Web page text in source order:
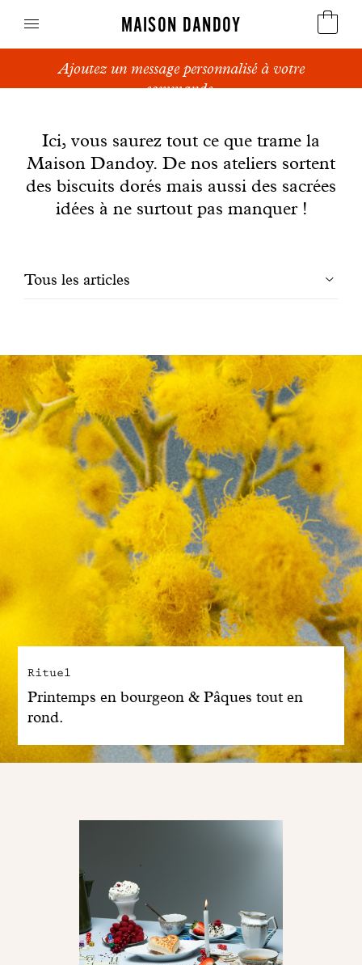
MAISON DANDOY
Speculoos
Pains sucrés
Gâteaux
Engagé avec bon sens
Manifesto
Dandoy Family
Boutiques
Mon compte
E-Shop
Ajoutez un message personnalisé à votre
commande.
Ici, vous saurez tout ce que trame la
Maison Dandoy. De nos ateliers sortent
des biscuits dorés mais aussi des sacrées
idées à ne surtout pas manquer !
Filtrer
Tous les articles
Rituel
Printemps en bourgeon & Pâques tout en
rond.